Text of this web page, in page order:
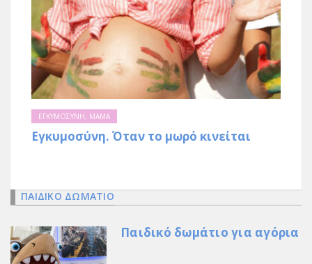
ΕΓΚΥΜΟΣΥΝΗ, ΜΑΜΑ
Εγκυμοσύνη. Όταν το μωρό κινείται
ΠΑΙΔΙΚΟ ΔΩΜΑΤΙΟ
Παιδικό δωμάτιο για αγόρια